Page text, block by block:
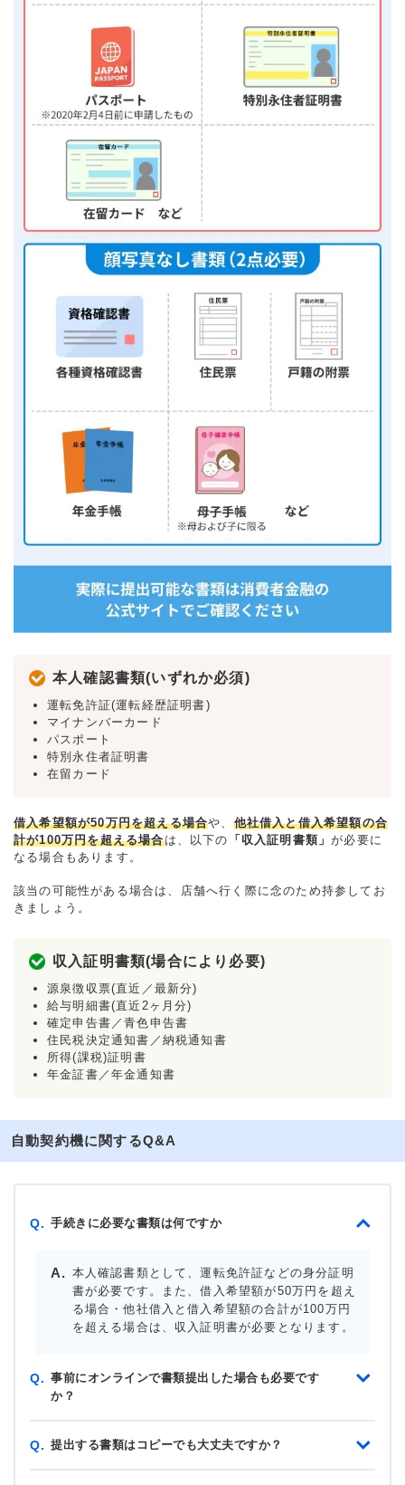
本人確認書類(いずれか必須)
運転免許証(運転経歴証明書)
マイナンバーカード
パスポート
特別永住者証明書
在留カード
借入希望額が50万円を超える場合や、 他社借入と借入希望額の合
計が100万円を超える場合は、以下の 「収入証明書類」が必要に
なる場合もあります。
該当の可能性がある場合は、店舗へ行く際に念のため持参してお
きましょう。
収入証明書類(場合により必要)
源泉徴収票(直近／最新分)
給与明細書(直近2ヶ月分)
確定申告書／青色申告書
住民税決定通知書／納税通知書
所得(課税)証明書
年金証書／年金通知書
自動契約機に関するQ&A
Q. 手続きに必要な書類は何ですか
本人確認書類として、運転免許証などの身分証明
書が必要です。また、借入希望額が50万円を超え
る場合・他社借入と借入希望額の合計が100万円
を超える場合は、収入証明書が必要となります。
Q. 事前にオンラインで書類提出した場合も必要です
か？
Q. 提出する書類はコピーでも大丈夫ですか？